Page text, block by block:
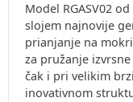
Model RGASV02
slojem najnovije
prianjanje na
za pružanje
čak i pri velikim
inovativnom